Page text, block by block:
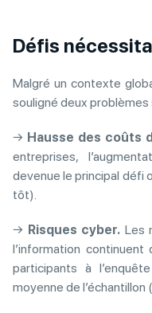
Défis
Malgré un contexte
souligné deux
→ Hausse des coûts
entreprises,
devenue le principal défi
tôt).
→ Risques cyber. Les
l’information
participants à
moyenne de l’échantillon